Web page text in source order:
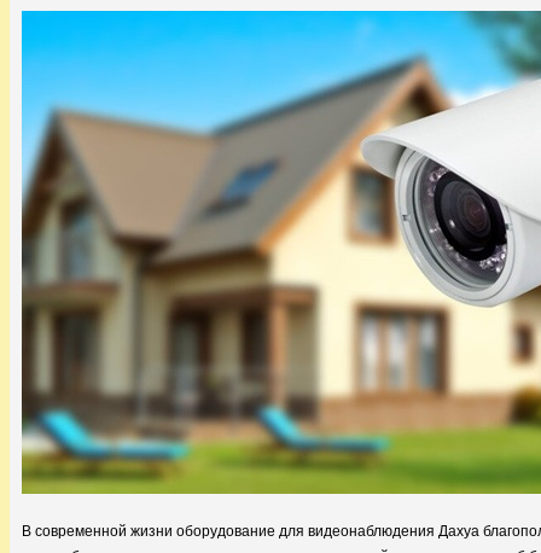
В современной жизни оборудование для видеонаблюдения Дахуа